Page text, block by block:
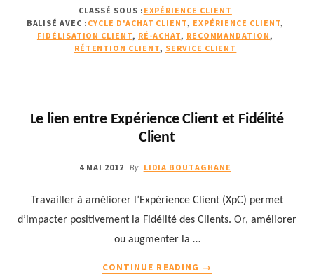
CORRÉLATION
ENTRE
FIDÉLITÉ
DÉMONTRÉE
UNE
DE
FORRESTER
CLASSÉ SOUS : EXPÉRIENCE CLIENT
BALISÉ AVEC : CYCLE D'ACHAT CLIENT, EXPÉRIENCE CLIENT,
FIDÉLISATION CLIENT, RÉ-ACHAT, RECOMMANDATION ,
RÉTENTION CLIENT, SERVICE CLIENT
Le lien entre Expérience Client et Fidélité
Client
4 MAI 2012 By LIDIA BOUTAGHANE
Travailler à améliorer l’Expérience Client (XpC) permet
d’impacter positivement la Fidélité des Clients. Or, améliorer
ou augmenter la …
CONTINUE READING →